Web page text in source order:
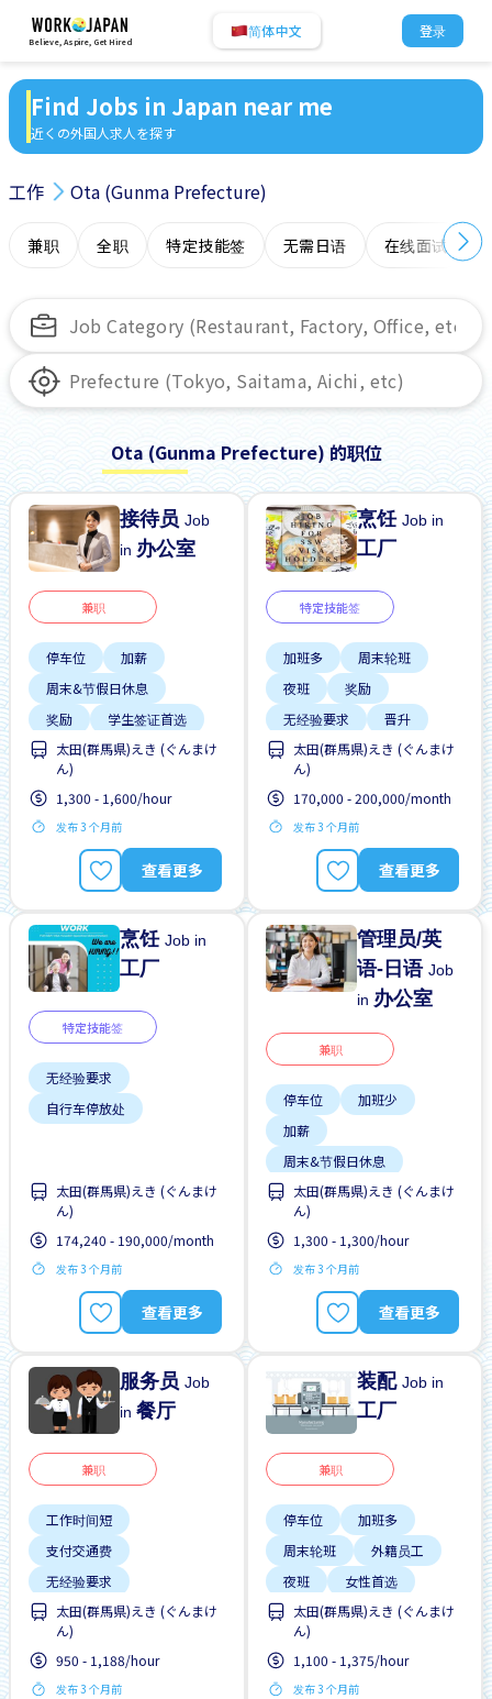
Believe, Aspire, Get Hired
简体中文 登录
Find Jobs in Japan near me
近くの外国人求人を探す
工作 Ota (Gunma Prefecture)
兼职 全职 特定技能签 无需日语 在线面试
Ota (Gunma Prefecture) 的职位
接待员Job
in 办公室
兼职
停车位
加薪
周末&节假日休息
奖励
学生签证首选
宿舍部分覆盖
支付交通费
无经验要求
太田(群馬県)えき (ぐんまけ
ん)
1,300 - 1,600/hour
发布 3 个月前
查看更多
烹饪Job in
工厂
特定技能签
加班多
周末轮班
夜班
奖励
无经验要求
晋升
自行车停放处
太田(群馬県)えき (ぐんまけ
ん)
170,000 - 200,000/month
发布 3 个月前
查看更多
烹饪Job in
工厂
特定技能签
无经验要求
自行车停放处
太田(群馬県)えき (ぐんまけ
ん)
174,240 - 190,000/month
发布 3 个月前
查看更多
管理员/英
语-日语Job
in 办公室
兼职
停车位
加班少
加薪
周末&节假日休息
外籍员工
女性首选
支付交通费
无经验要求
太田(群馬県)えき (ぐんまけ
ん)
1,300 - 1,300/hour
发布 3 个月前
查看更多
服务员Job
in餐厅
兼职
工作时间短
支付交通费
无经验要求
每周2-3天
靠近车站
太田(群馬県)えき (ぐんまけ
ん)
950 - 1,188/hour
发布 3 个月前
装配Job in
工厂
兼职
停车位
加班多
周末轮班
外籍员工
夜班
女性首选
提供宿舍
支付交通费
无经验要求
太田(群馬県)えき (ぐんまけ
ん)
1,100 - 1,375/hour
发布 3 个月前